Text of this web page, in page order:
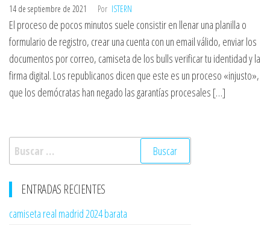
14 de septiembre de 2021 Por ISTERN
El proceso de pocos minutos suele consistir en llenar una planilla o
formulario de registro, crear una cuenta con un email válido, enviar los
documentos por correo, camiseta de los bulls verificar tu identidad y la
firma digital. Los republicanos dicen que este es un proceso «injusto»,
que los demócratas han negado las garantías procesales […]
Buscar:
ENTRADAS RECIENTES
camiseta real madrid 2024 barata